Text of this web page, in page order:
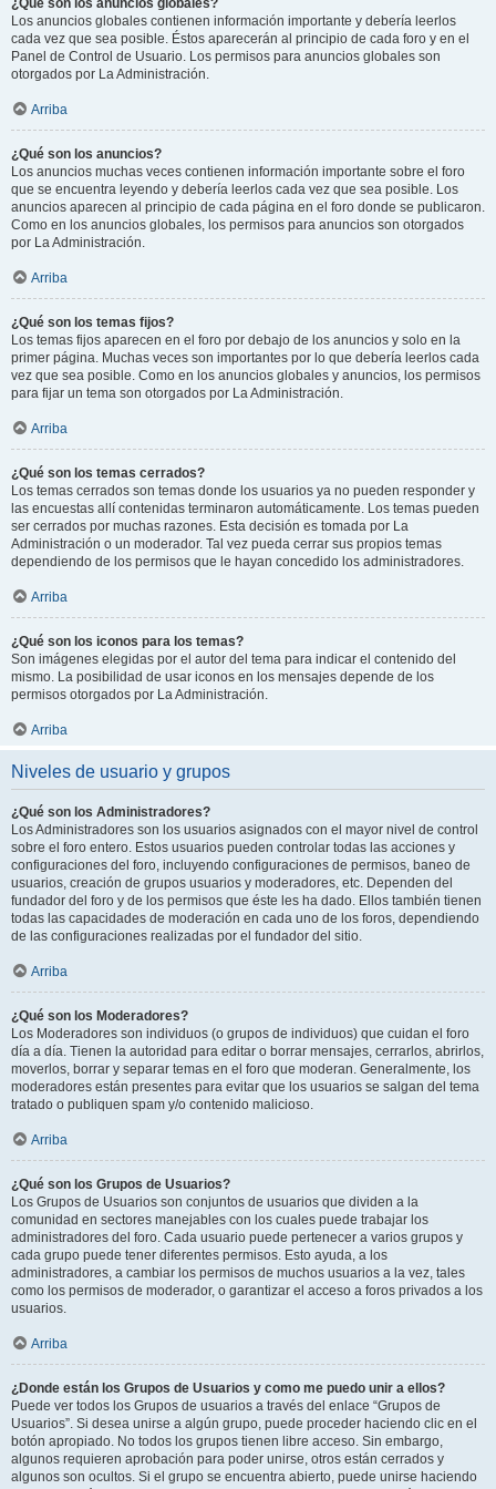
¿Qué son los anuncios globales?
Los anuncios globales contienen información importante y debería leerlos
cada vez que sea posible. Éstos aparecerán al principio de cada foro y en el
Panel de Control de Usuario. Los permisos para anuncios globales son
otorgados por La Administración.
Arriba
¿Qué son los anuncios?
Los anuncios muchas veces contienen información importante sobre el foro
que se encuentra leyendo y debería leerlos cada vez que sea posible. Los
anuncios aparecen al principio de cada página en el foro donde se publicaron.
Como en los anuncios globales, los permisos para anuncios son otorgados
por La Administración.
Arriba
¿Qué son los temas fijos?
Los temas fijos aparecen en el foro por debajo de los anuncios y solo en la
primer página. Muchas veces son importantes por lo que debería leerlos cada
vez que sea posible. Como en los anuncios globales y anuncios, los permisos
para fijar un tema son otorgados por La Administración.
Arriba
¿Qué son los temas cerrados?
Los temas cerrados son temas donde los usuarios ya no pueden responder y
las encuestas allí contenidas terminaron automáticamente. Los temas pueden
ser cerrados por muchas razones. Esta decisión es tomada por La
Administración o un moderador. Tal vez pueda cerrar sus propios temas
dependiendo de los permisos que le hayan concedido los administradores.
Arriba
¿Qué son los iconos para los temas?
Son imágenes elegidas por el autor del tema para indicar el contenido del
mismo. La posibilidad de usar iconos en los mensajes depende de los
permisos otorgados por La Administración.
Arriba
Niveles de usuario y grupos
¿Qué son los Administradores?
Los Administradores son los usuarios asignados con el mayor nivel de control
sobre el foro entero. Estos usuarios pueden controlar todas las acciones y
configuraciones del foro, incluyendo configuraciones de permisos, baneo de
usuarios, creación de grupos usuarios y moderadores, etc. Dependen del
fundador del foro y de los permisos que éste les ha dado. Ellos también tienen
todas las capacidades de moderación en cada uno de los foros, dependiendo
de las configuraciones realizadas por el fundador del sitio.
Arriba
¿Qué son los Moderadores?
Los Moderadores son individuos (o grupos de individuos) que cuidan el foro
día a día. Tienen la autoridad para editar o borrar mensajes, cerrarlos, abrirlos,
moverlos, borrar y separar temas en el foro que moderan. Generalmente, los
moderadores están presentes para evitar que los usuarios se salgan del tema
tratado o publiquen spam y/o contenido malicioso.
Arriba
¿Qué son los Grupos de Usuarios?
Los Grupos de Usuarios son conjuntos de usuarios que dividen a la
comunidad en sectores manejables con los cuales puede trabajar los
administradores del foro. Cada usuario puede pertenecer a varios grupos y
cada grupo puede tener diferentes permisos. Esto ayuda, a los
administradores, a cambiar los permisos de muchos usuarios a la vez, tales
como los permisos de moderador, o garantizar el acceso a foros privados a los
usuarios.
Arriba
¿Donde están los Grupos de Usuarios y como me puedo unir a ellos?
Puede ver todos los Grupos de usuarios a través del enlace “Grupos de
Usuarios”. Si desea unirse a algún grupo, puede proceder haciendo clic en el
botón apropiado. No todos los grupos tienen libre acceso. Sin embargo,
algunos requieren aprobación para poder unirse, otros están cerrados y
algunos son ocultos. Si el grupo se encuentra abierto, puede unirse haciendo